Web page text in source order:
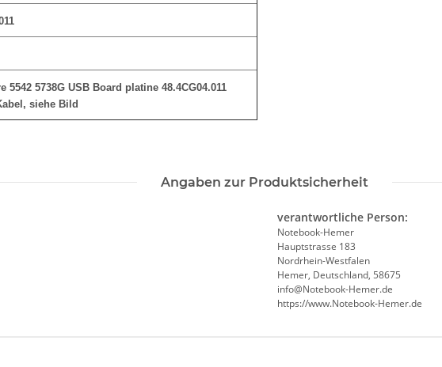
5542 5738G USB Board platine 48.4CG04.011
, siehe Bild
Angaben zur Produktsicherheit
verantwortliche Person:
Notebook-Hemer
Hauptstrasse 183
Nordrhein-Westfalen
Hemer, Deutschland, 58675
info@Notebook-Hemer.de
https://www.Notebook-Hemer.de